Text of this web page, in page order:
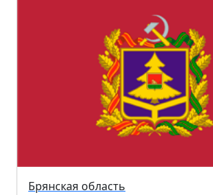
Брянская область